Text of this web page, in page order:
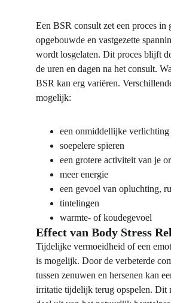
Een BSR consult zet een proces in
opgebouwde en vastgezette
wordt losgelaten. Dit proces blijft
de uren en dagen na het consult.
BSR kan erg variëren.
mogelijk:
een onmiddellijke
soepelere spieren
een grotere activiteit van je
meer energie
een gevoel van opluchting,
tintelingen
warmte- of koudegevoel
Tijdelijke vermoeidheid of een
is mogelijk. Door de verbeterde
tussen zenuwen en hersenen kan
irritatie tijdelijk terug opspelen. Dit
Effect van Body Stress